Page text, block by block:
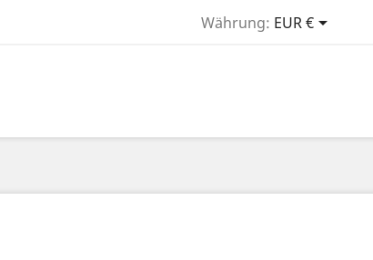
Währung: EUR €